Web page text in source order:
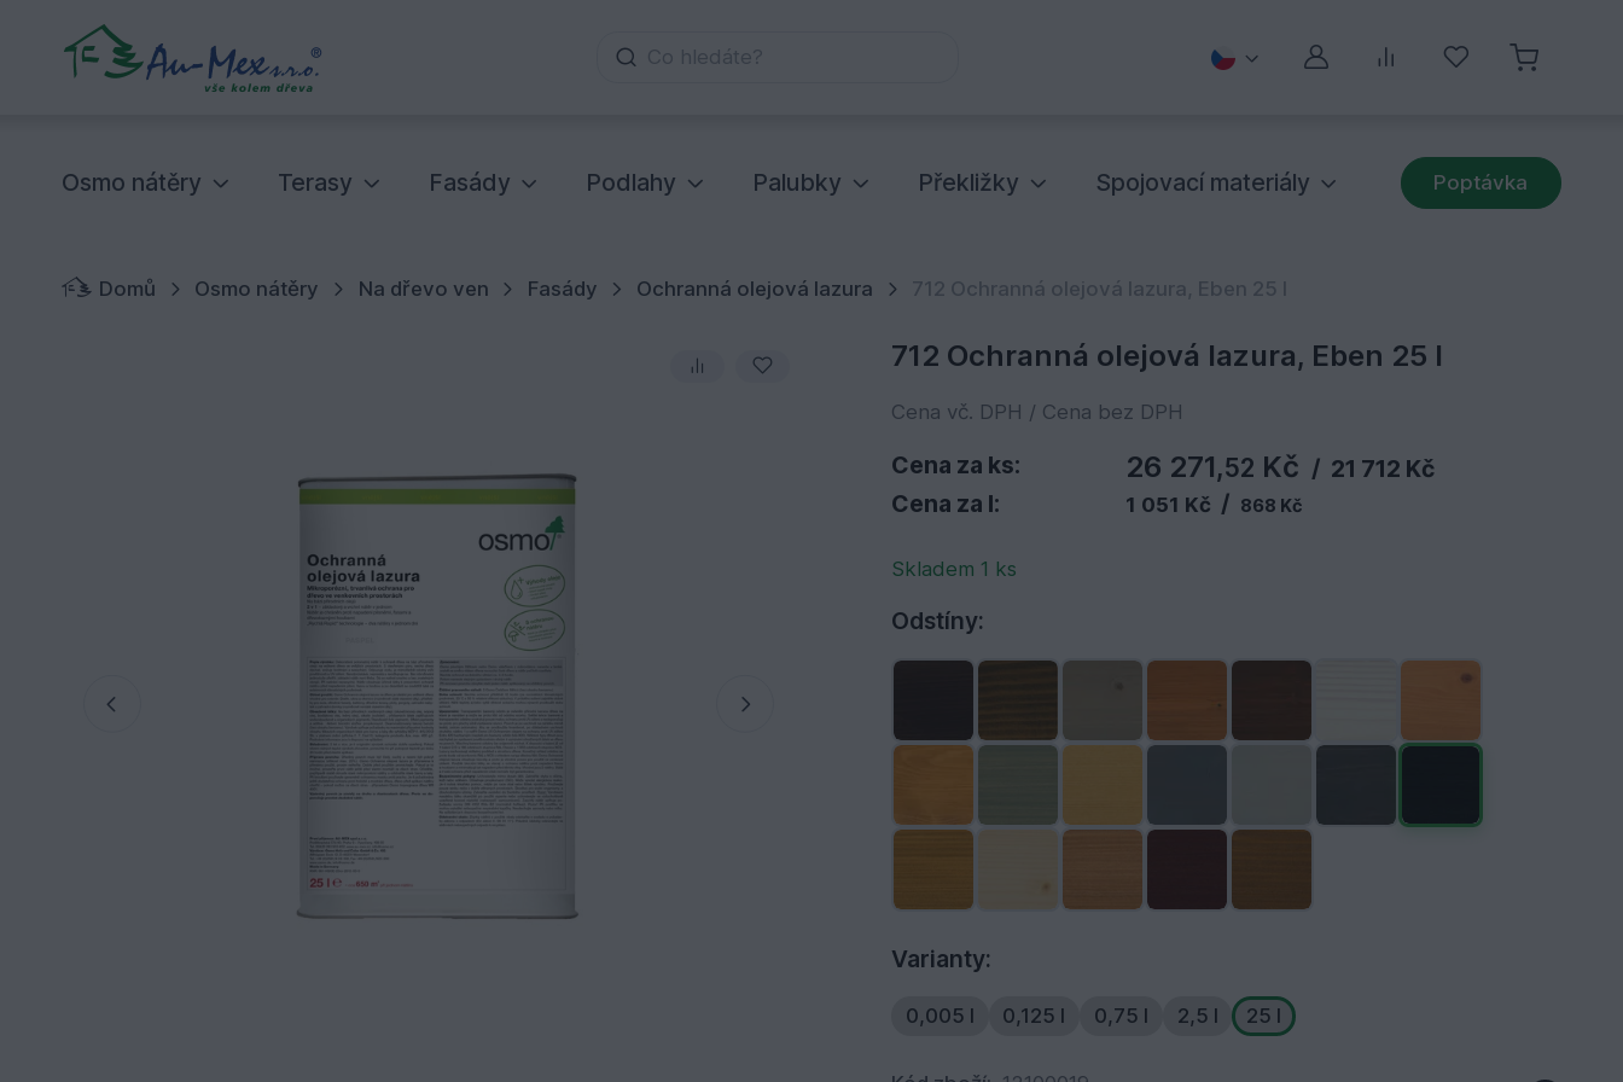
Co hledáte? Můj účetPorovnávání
Oblíbené
Osmo nátěry Terasy Fasády Podlahy Palubky Překližky Spojovací materiály Poptávka
Domů Osmo nátěry Na dřevo ven Fasády Ochranná olejová lazura 712 Ochranná olejová lazura, Eben 25 l
712 Ochranná olejová lazura, Eben 25 l
Cena vč. DPH / Cena bez DPH
Cena za ks: 26 271,52 Kč / 21 712 Kč
Cena za l:
1 051 Kč / 868 Kč
Skladem 1 ks
Odstíny:
Varianty:
0,005 l 0,125 l 0,75 l 2,5 l 25 l